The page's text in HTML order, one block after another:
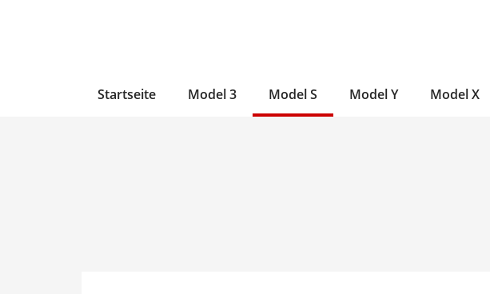
Startseite Model 3 Model S Model Y Model X